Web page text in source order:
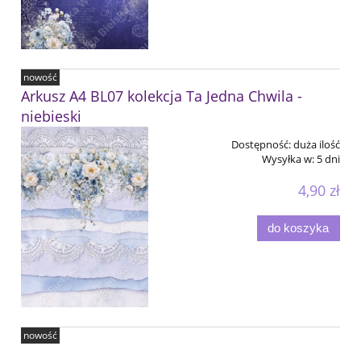
Arkusz A4 BL07 kolekcja Ta Jedna Chwila -
niebieski
Dostępność:duża ilość
Wysyłka w: 5 dni
4,90 zł
do koszyka
nowość
nowość